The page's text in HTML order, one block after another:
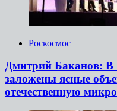
Роскосмос
Дмитрий Баканов: В
заложены ясные
отечественную